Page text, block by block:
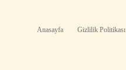
Anasayfa Gizlilik Politikası